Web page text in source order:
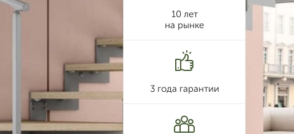
10 лет
на рынке
3 года гарантии